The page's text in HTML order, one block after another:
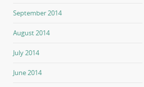
September 2014
August 2014
July 2014
June 2014